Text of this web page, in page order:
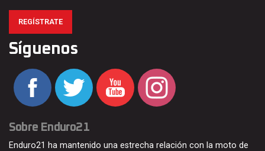
REGÍSTRATE
Síguenos
Sobre Enduro21
Enduro21 ha mantenido una estrecha relación con la moto de